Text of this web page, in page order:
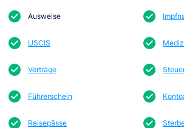
Ausweise
USCIS
Verträge
Führerschein
Reisepässe